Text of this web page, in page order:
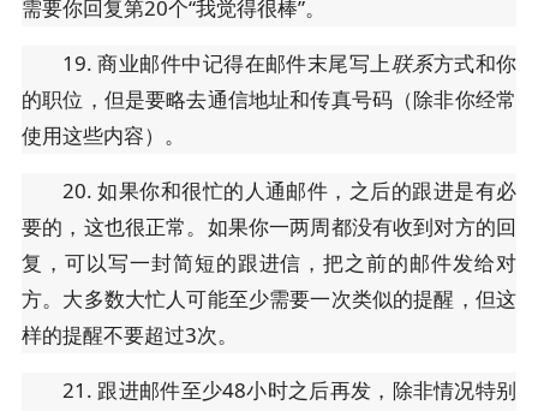
需要你回复第20个“我觉得很棒”。
19. 商业邮件中记得在邮件末尾写上联系方式和你
的职位，但是要略去通信地址和传真号码（除非你经常
使用这些内容）。
20. 如果你和很忙的人通邮件，之后的跟进是有必
要的，这也很正常。如果你一两周都没有收到对方的回
复，可以写一封简短的跟进信，把之前的邮件发给对
方。大多数大忙人可能至少需要一次类似的提醒，但这
样的提醒不要超过3次。
21. 跟进邮件至少48小时之后再发，除非情况特别